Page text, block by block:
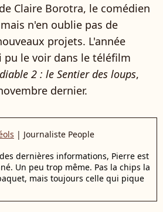
Claire Borotra, le comédien
n'en oublie pas de
projets. L'année
pu le voir dans le téléfilm
2 : le Sentier des loups,
dernier.
| Journaliste People
dernières informations, Pierre est
Un peu trop même. Pas la chips la
mais toujours celle qui pique